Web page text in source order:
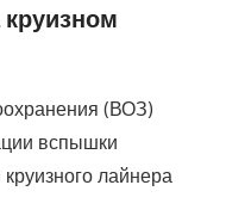
круизном
(ВОЗ)
вспышки
лайнера